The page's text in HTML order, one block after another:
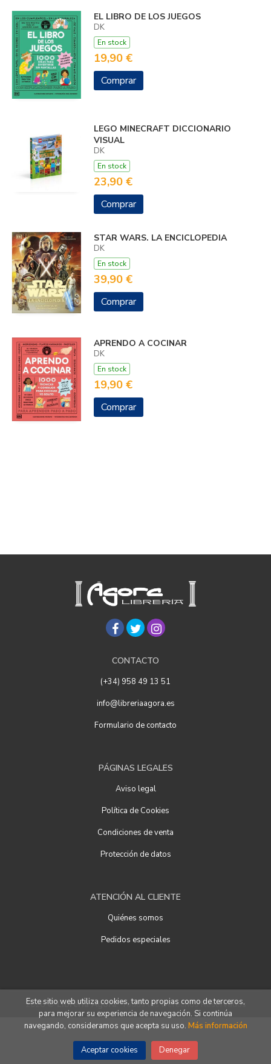
EL LIBRO DE LOS JUEGOS
DK
En stock
19,90 €
Comprar
LEGO MINECRAFT DICCIONARIO
VISUAL
DK
En stock
23,90 €
Comprar
STAR WARS. LA ENCICLOPEDIA
DK
En stock
39,90 €
Comprar
APRENDO A COCINAR
DK
En stock
19,90 €
Comprar
CONTACTO
(+34) 958 49 13 51
info@libreriaagora.es
Formulario de contacto
PÁGINAS LEGALES
Aviso legal
Política de Cookies
Condiciones de venta
Protección de datos
ATENCIÓN AL CLIENTE
Quiénes somos
Pedidos especiales
2026 ©Librería Ágora. Todos los Derechos Reservados
Este sitio web utiliza cookies, tanto propias como de terceros,
para mejorar su experiencia de navegación. Si continúa
navegando, consideramos que acepta su uso. Más información
Aceptar cookies Denegar